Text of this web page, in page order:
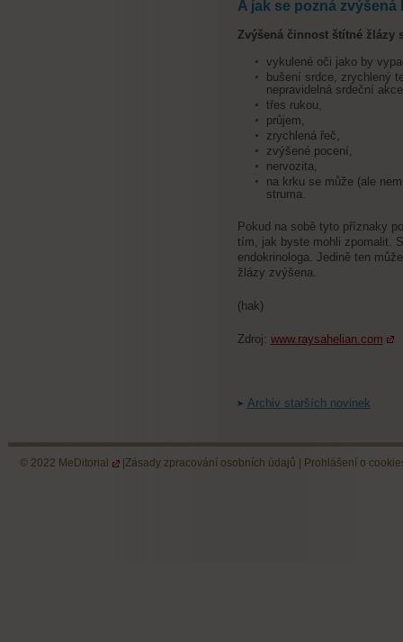
A jak se pozná
Zvýšená činnost štítné žlázy
vykulené oči jako by
bušení srdce, zrychlený
nepravidelná srdeční
třes rukou,
průjem,
zrychlená řeč,
zvýšené pocení,
nervozita,
na krku se může (ale
struma.
Pokud na sobě tyto příznaky
tím, jak byste mohli zpomalit.
endokrinologa. Jedině ten
žlázy zvýšena.
(hak)
Zdroj: www.raysahelian.com
Archiv starších novinek
© 2022 MeDitorial | Zásady zpracování osobních údajů Prohlášení o